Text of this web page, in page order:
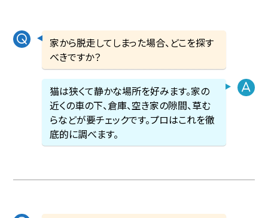
家から脱走してしまった場合、どこを探す
べきですか？
猫は狭くて静かな場所を好みます。家の
近くの車の下、倉庫、空き家の隙間、草む
らなどが要チェックです。プロはこれを徹
底的に調べます。